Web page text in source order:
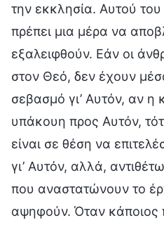
την εκκλησία. Αυτού
πρέπει μια μέρα να
εξαλειφθούν. Εάν οι
στον Θεό, δεν έχουν
σεβασμό γι’ Αυτόν, αν η
υπάκουη προς Αυτόν,
είναι σε θέση να
γι’ Αυτόν, αλλά,
που αναστατώνουν το
αψηφούν. Όταν κάποιος